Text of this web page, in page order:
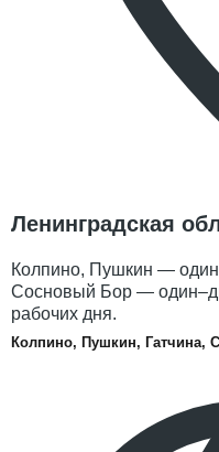
Ленинградская
Колпино, Пушкин — один
Сосновый Бор —
рабочих дня.
Колпино, Пушкин, Гатчина,